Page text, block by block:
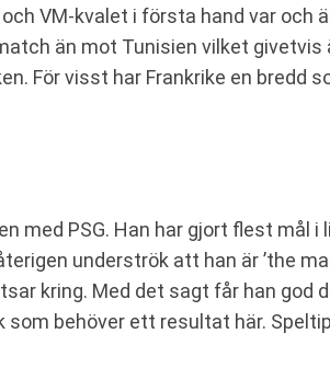
VM-kvalet i första hand var och
än mot Tunisien vilket givetvis
För visst har Frankrike en bredd
med PSG. Han har gjort flest mål i
underströk att han är ’the
kring. Med det sagt får han god
som behöver ett resultat här.